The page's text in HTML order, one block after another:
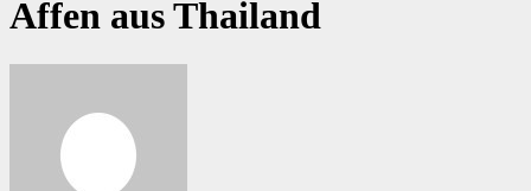
Affen aus Thailand